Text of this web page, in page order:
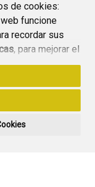
de cookies:
funcione
recordar sus
, para mejorar el
el botón
técnicas